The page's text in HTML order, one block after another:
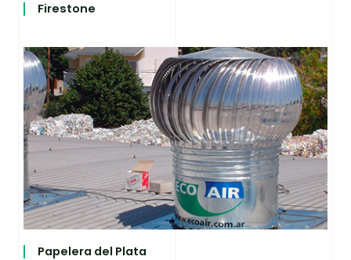
Firestone
Papelera del Plata